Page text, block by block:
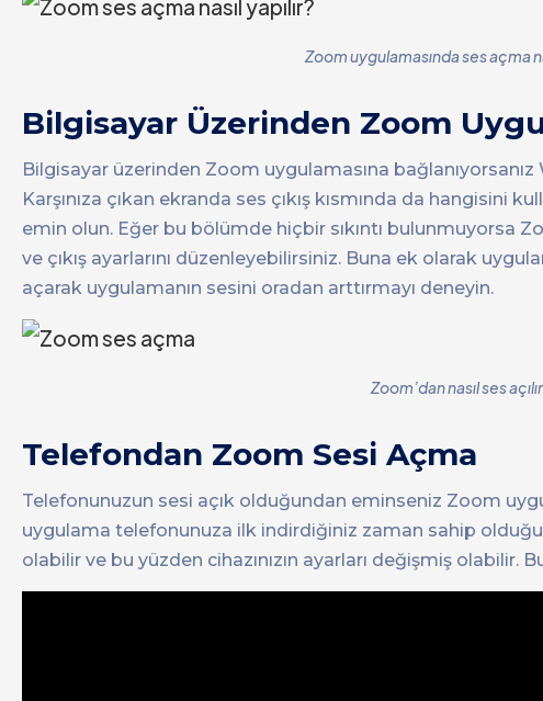
Zoom uygulamasında ses açma
Bilgisayar Üzerinden Zoom
Bilgisayar üzerinden Zoom uygulamasına
Karşınıza çıkan ekranda ses çıkış kısmında da hangisini
emin olun. Eğer bu bölümde hiçbir sıkıntı bulunmuyorsa
ve çıkış ayarlarını düzenleyebilirsiniz. Buna ek olarak
açarak uygulamanın sesini oradan arttırmayı deneyin.
Zoom’dan nasıl ses
Telefondan Zoom Sesi Açma
Telefonunuzun sesi açık olduğundan eminseniz Zoom
uygulama telefonunuza ilk indirdiğiniz zaman sahip
olabilir ve bu yüzden cihazınızın ayarları değişmiş olabilir.